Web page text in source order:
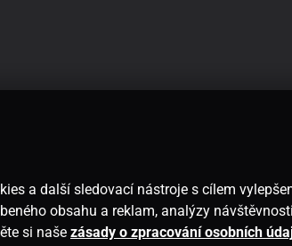
a další sledovací nástroje s cílem
obsahu a reklam, analýzy
si naše zásady o zpracování osobních